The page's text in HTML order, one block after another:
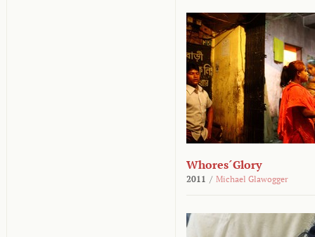
Whores´Glory
2011 / Michael Glawogger